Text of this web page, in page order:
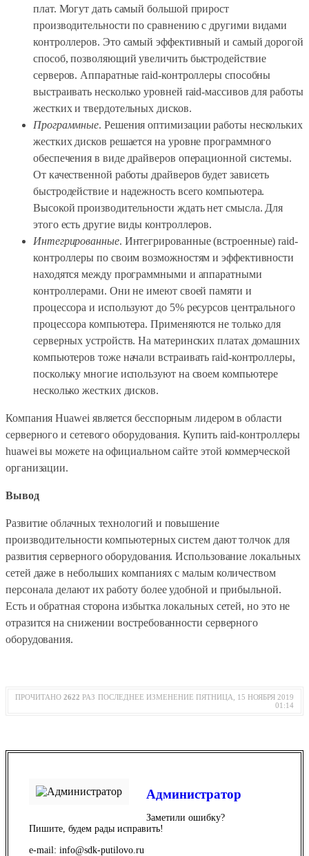
плат. Могут дать самый большой прирост
производительности по сравнению с другими видами
контроллеров. Это самый эффективный и самый дорогой
способ, позволяющий увеличить быстродействие
серверов. Аппаратные raid-контроллеры способны
выстраивать несколько уровней raid-массивов для работы
жестких и твердотельных дисков.
Программные. Решения оптимизации работы нескольких
жестких дисков решается на уровне программного
обеспечения в виде драйверов операционной системы.
От качественной работы драйверов будет зависеть
быстродействие и надежность всего компьютера.
Высокой производительности ждать нет смысла. Для
этого есть другие виды контроллеров.
Интегрированные. Интегрированные (встроенные) raid-
контроллеры по своим возможностям и эффективности
находятся между программными и аппаратными
контроллерами. Они не имеют своей памяти и
процессора и используют до 5% ресурсов центрального
процессора компьютера. Применяются не только для
серверных устройств. На материнских платах домашних
компьютеров тоже начали встраивать raid-контроллеры,
поскольку многие используют на своем компьютере
несколько жестких дисков.
Компания Huawei является бесспорным лидером в области
серверного и сетевого оборудования. Купить raid-контроллеры
huawei вы можете на официальном сайте этой коммерческой
организации.
Вывод
Развитие облачных технологий и повышение
производительности компьютерных систем дают толчок для
развития серверного оборудования. Использование локальных
сетей даже в небольших компаниях с малым количеством
персонала делают их работу более удобной и прибыльной.
Есть и обратная сторона избытка локальных сетей, но это не
отразится на снижении востребованности серверного
оборудования.
ПРОЧИТАНО 2622 РАЗ ПОСЛЕДНЕЕ ИЗМЕНЕНИЕ ПЯТНИЦА, 15 НОЯБРЯ 2019
01:14
Администратор
Заметили ошибку?
Пишите, будем рады исправить!
e-mail: info@sdk-putilovo.ru